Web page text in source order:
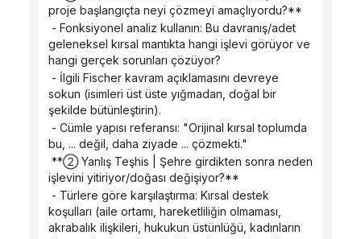
proje başlangıçta neyi çözmeyi amaçlıyordu?**
geleneksel kırsal mantıkta hangi işlevi görüyor ve
hangi gerçek sorunları çözüyor?
sokun (isimleri üst üste yığmadan, doğal bir
şekilde bütünleştirin).
bu, ... değil, daha ziyade ... çözmekti."
işlevini yitiriyor/doğası değişiyor?**
koşulları (aile ortamı, hareketliliğin olmaması,
akrabalık ilişkileri, hukukun üstünlüğü, kadınların